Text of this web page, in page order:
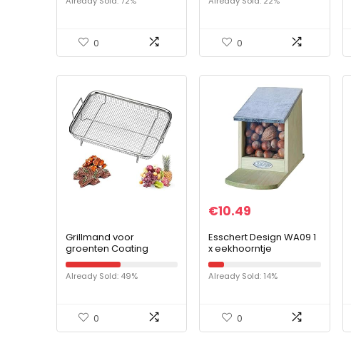
Tuin Gnome voor
0
gezicht decoratie voor
0
Grillmand voor
groenten Coating
Grillmand voor friet
Grillrooster Bakken
Grillmanden voor
Already Sold: 49%
0
€10.49
Esschert Design WA09 1
x eekhoorntje
voederhuis
Already Sold: 14%
0